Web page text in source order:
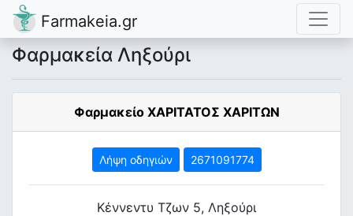
Farmakeia.gr
Φαρμακεία Ληξούρι
Φαρμακείο ΧΑΡΙΤΑΤΟΣ ΧΑΡΙΤΩΝ
Λήψη οδηγιών 2671091774
Κέννεντυ Τζων 5, Ληξούρι